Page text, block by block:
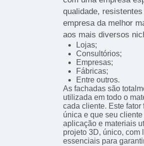
qualidade,
empresa da melhor
aos mais diversos
Lojas;
Consultórios;
Empresas;
Fábricas;
Entre outros.
As fachadas são
utilizada em todo o
cada cliente. Este
única e que seu
aplicação e materiais
projeto 3D, único, com
essenciais para